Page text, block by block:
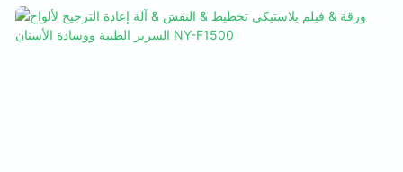
والشريط الحريري، وشريط البولي إيثيلين ذي المسام الدقيقة. تدعم الآلة أنواعًا متعددة
من النوى، مثل الورق والبلاستيك والمعادن، مما يضمن تنوعًا في الاستخدامات لتلبية